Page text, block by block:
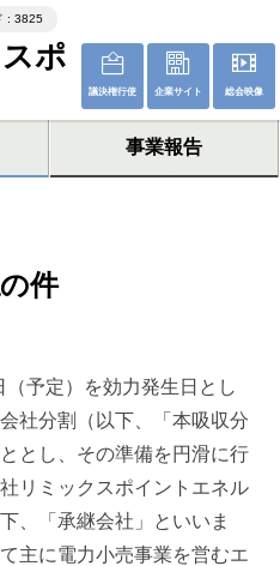
: 3825
ポ
議決権行使 企業サイト 総会映像
事業報告
件
予定）を効力発生日とし
社分割（以下、「本吸収分
とし、その準備を円滑に行
リミックスポイントエネル
、「承継会社」といいま
主に電力小売事業を営むエ